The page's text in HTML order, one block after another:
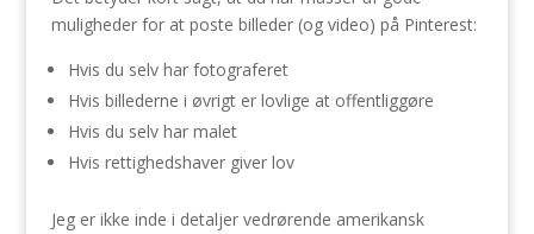
muligheder for at poste billeder (og video) på Pinterest:
Hvis du selv har fotograferet
Hvis billederne i øvrigt er lovlige at offentliggøre
Hvis du selv har malet
Hvis rettighedshaver giver lov
Jeg er ikke inde i detaljer vedrørende amerikansk